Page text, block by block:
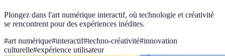
Plongez dans l'art numérique interactif, où technologie et créativité
se rencontrent pour des expériences inédites.
#art numérique#interactif#techno-créativité#innovation
culturelle#expérience utilisateur